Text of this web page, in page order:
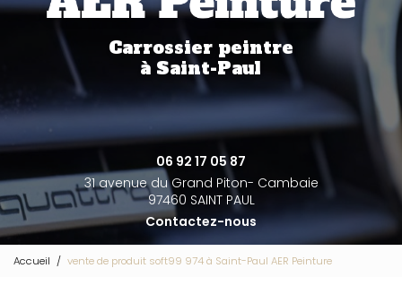
Carrossier peintre
à Saint-Paul
06 92 17 05 87
31 avenue du Grand Piton- Cambaie
97460 SAINT PAUL
Contactez-nous
Accueil vente de produit soft99 974 à Saint-Paul AER Peinture